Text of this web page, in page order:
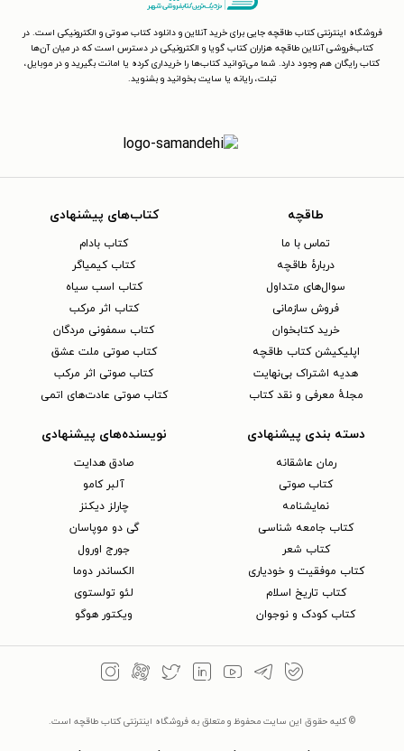
فروشگاه اینترنتی کتاب طاقچه جایی برای خرید آنلاین و دانلود کتاب صوتی و الکترونیکی است. در
کتاب‌فروشی آنلاین طاقچه هزاران کتاب گویا و الکترونیکی در دسترس است که در میان آن‌ها
کتاب رایگان هم وجود دارد. شما می‌توانید کتاب‌ها را خریداری کرده یا امانت بگیرید و در موبایل،
تبلت، رایانه یا سایت بخوانید و بشنوید.
طاقچه
تماس با ما
دربارهٔ طاقچه
سوال‌های متداول
فروش سازمانی
خرید کتابخوان
اپلیکیشن کتاب طاقچه
هدیه اشتراک بی‌نهایت
مجلهٔ معرفی و نقد کتاب
کتاب‌های پیشنهادی
کتاب بادام
کتاب کیمیاگر
کتاب اسب سیاه
کتاب اثر مرکب
کتاب سمفونی مردگان
کتاب صوتی ملت عشق
کتاب صوتی اثر مرکب
کتاب صوتی عادت‌های اتمی
دسته بندی پیشنهادی
رمان عاشقانه
کتاب‌ صوتی
نمایشنامه
کتاب جامعه شناسی
کتاب شعر
کتاب موفقیت و خودیاری
کتاب تاریخ اسلام
کتاب کودک و نوجوان
نویسنده‌های پیشنهادی
صادق هدایت
آلبر کامو
چارلز دیکنز
گی دو موپاسان
جورج اورول
الکساندر دوما
لئو تولستوی
ویکتور هوگو
© کلیه حقوق این سایت محفوظ و متعلق به فروشگاه اینترنتی کتاب طاقچه است.